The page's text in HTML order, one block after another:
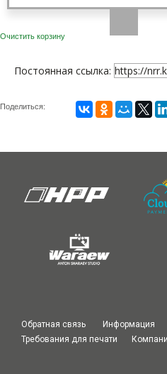
Очистить корзину
Постоянная ссылка: https://
Поделиться:
Обратная связь Информация
Требования для печати